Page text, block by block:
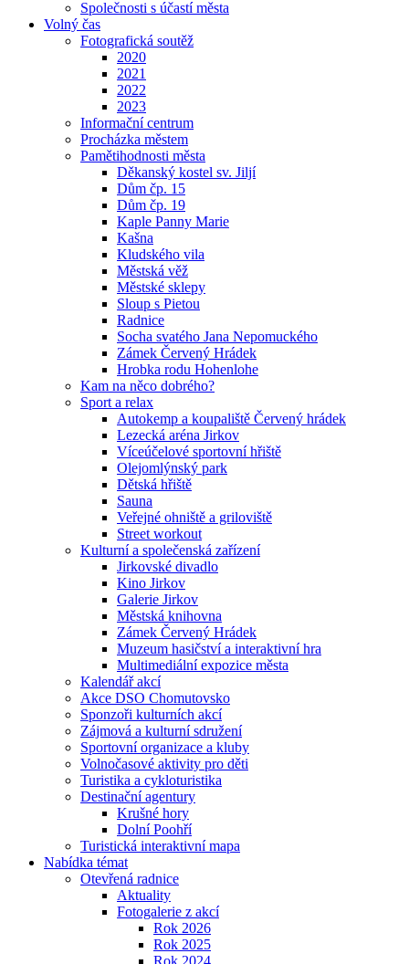
Společnosti s účastí města
Volný čas
Fotografická soutěž
2020
2021
2022
2023
Informační centrum
Procházka městem
Pamětihodnosti města
Děkanský kostel sv. Jiljí
Dům čp. 15
Dům čp. 19
Kaple Panny Marie
Kašna
Kludského vila
Městská věž
Městské sklepy
Sloup s Pietou
Radnice
Socha svatého Jana Nepomuckého
Zámek Červený Hrádek
Hrobka rodu Hohenlohe
Kam na něco dobrého?
Sport a relax
Autokemp a koupaliště Červený hrádek
Lezecká aréna Jirkov
Víceúčelové sportovní hřiště
Olejomlýnský park
Dětská hřiště
Sauna
Veřejné ohniště a griloviště
Street workout
Kulturní a společenská zařízení
Jirkovské divadlo
Kino Jirkov
Galerie Jirkov
Městská knihovna
Zámek Červený Hrádek
Muzeum hasičství a interaktivní hra
Multimediální expozice města
Kalendář akcí
Akce DSO Chomutovsko
Sponzoři kulturních akcí
Zájmová a kulturní sdružení
Sportovní organizace a kluby
Volnočasové aktivity pro děti
Turistika a cykloturistika
Destinační agentury
Krušné hory
Dolní Poohří
Turistická interaktivní mapa
Nabídka témat
Otevřená radnice
Aktuality
Fotogalerie z akcí
Rok 2026
Rok 2025
Rok 2024